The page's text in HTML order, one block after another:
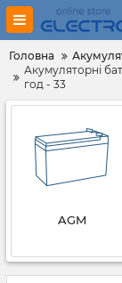
Головна
Акумуляторні
год - 33
AGM